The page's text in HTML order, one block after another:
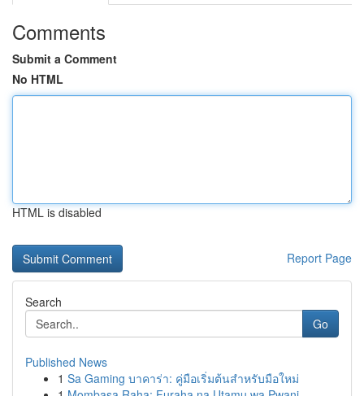
Comments
Submit a Comment
No HTML
HTML is disabled
Report Page
Search
Go
Published News
1 Sa Gaming บาคาร่า: คู่มือเริ่มต้นสำหรับมือใหม่